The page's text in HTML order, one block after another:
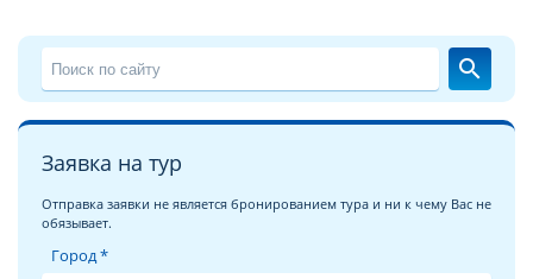
зарослей бамбука. Бассейн у отеля 4* практически не
отличаются от более статусных 5*, мебель и сантехника в
номерах весьма качественная, а питание Вас порадует
обилием фруктов и морепродуктов. У отелей на первой
линии обязательно будет свой песчаный пляж с
бесплатными зонтиками и шезлонгами.
Местное меню не каждому придётся по вкусу – слишком уж
оно непривычно для туриста из России. Вьетнамцы
понимают это и активно предлагают блюда народов мира.
search
Заявка на тур
Отправка заявки не является бронированием тура и ни к чему Вас не
обязывает.
Город *